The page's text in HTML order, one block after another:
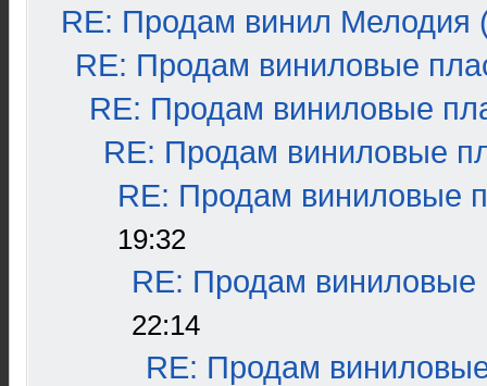
RE: Продам винил Мелодия
RE: Продам виниловые
RE: Продам виниловые
RE: Продам виниловые
RE: Продам виниловые
19:32
RE: Продам виниловые
22:14
RE: Продам